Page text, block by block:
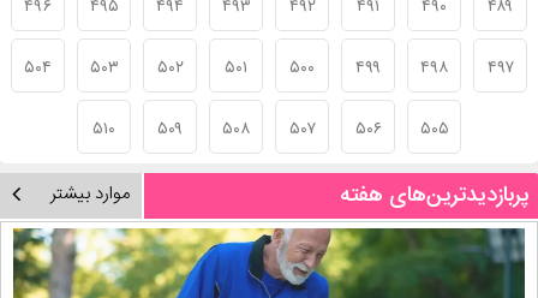
۴۸۹ ۴۹۰ ۴۹۱ ۴۹۲ ۴۹۳ ۴۹۴ ۴۹۵ ۴۹۶
۴۹۷ ۴۹۸ ۴۹۹ ۵۰۰ ۵۰۱ ۵۰۲ ۵۰۳ ۵۰۴
۵۰۵ ۵۰۶ ۵۰۷ ۵۰۸ ۵۰۹ ۵۱۰
پربازدیدترین‌های هفته موارد بیشتر